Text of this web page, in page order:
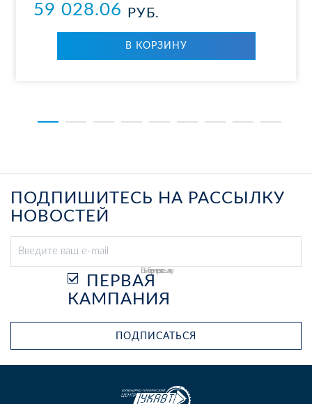
59 028.06 РУБ.
В КОР­ЗИ­НУ
ПОДПИШИТЕСЬ НА РАССЫЛКУ
НОВОСТЕЙ
Выберите рассылку
ПЕРВАЯ
КАМПАНИЯ
ПОДПИСАТЬСЯ